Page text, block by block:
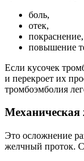
боль,
отек,
покраснение,
повышение
Если кусочек
и перекроет их
тромбоэмболия
Механическая
Это осложнение
желчный проток.